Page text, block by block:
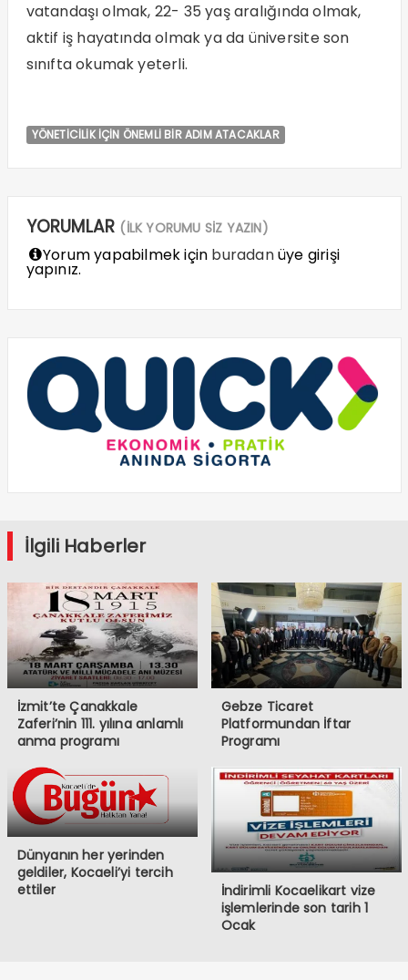
vatandaşı olmak, 22- 35 yaş aralığında olmak,
aktif iş hayatında olmak ya da üniversite son
sınıfta okumak yeterli.
YÖNETİCİLİK İÇİN ÖNEMLİ BİR ADIM ATACAKLAR
YORUMLAR (İLK YORUMU SİZ YAZIN)
Yorum yapabilmek için buradanüye girişi
yapınız.
İlgili Haberler
İzmit’te Çanakkale
Zaferi’nin 111. yılına anlamlı
anma programı
Gebze Ticaret
Platformundan İftar
Programı
Dünyanın her yerinden
geldiler, Kocaeli’yi tercih
ettiler
İndirimli Kocaelikart vize
işlemlerinde son tarih 1
Ocak